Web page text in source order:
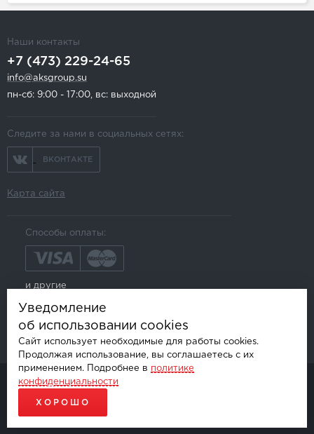
Наши контакты
+7 (473) 229-24-65
info@aksgroup.su
пн-сб: 9:00 - 17:00, вс: выходной
Следите за нами в социальных сетях:
ВКОНТАКТЕ
Карта сайта
Способы оплаты:
и другие
© AKSGROUP, 2026.
ПРОДАЖА И УСТАНОВКА АВТОМОБИЛЬНОЙ ЭЛЕКТРОНИКИ
ПРОДВИЖЕНИЕ САЙТОВ - SEO-ONLINE
Уведомление
об использовании cookies
Сайт использует необходимые для работы cookies.
Продолжая использование, вы соглашаетесь с их
применением. Подробнее в политике
конфиденциальности
ХОРОШО